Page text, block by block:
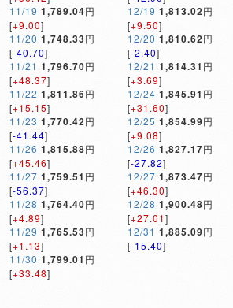
11/19 1,789.04円
[+9.00]
11/20 1,748.33円
[-40.70]
11/21 1,796.70円
[+48.37]
11/22 1,811.86円
[+15.15]
11/23 1,770.42円
[-41.44]
11/26 1,815.88円
[+45.46]
11/27 1,759.51 円
[-56.37]
11/28 1,764.40円
[+4.89]
11/29 1,765.53円
[+1.13]
11/30 1,799.01 円
[+33.48]
12/19 1,813.02円
[+9.50]
12/20 1,810.62円
[-2.40]
12/21 1,814.31 円
[+3.69]
12/24 1,845.91 円
[+31.60]
12/25 1,854.99円
[+9.08]
12/26 1,827.17円
[-27.82]
12/27 1,873.47円
[+46.30]
12/28 1,900.48円
[+27.01]
12/31 1,885.09円
[-15.40]